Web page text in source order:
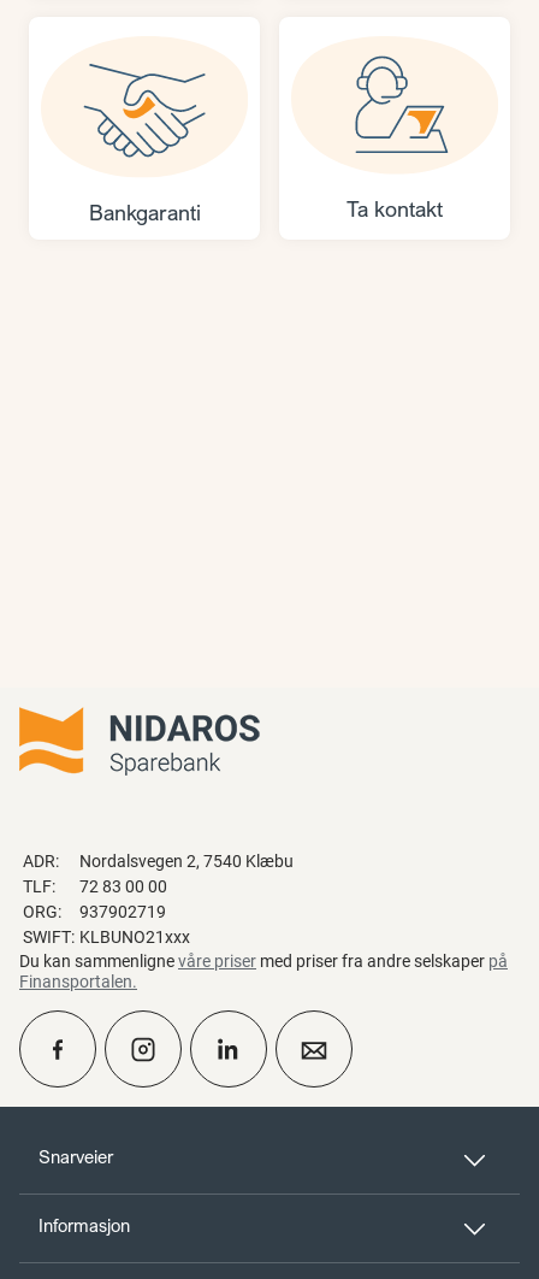
Bankgaranti Ta kontakt
Snarveier
Informasjon
ADR:
Nordalsvegen 2, 7540 Klæbu
TLF:
72 83 00 00
ORG:
937902719
SWIFT: KLBUNO21xxx
Du kan sammenlignevåre priser med priser fra andre selskaper på
Finansportalen.